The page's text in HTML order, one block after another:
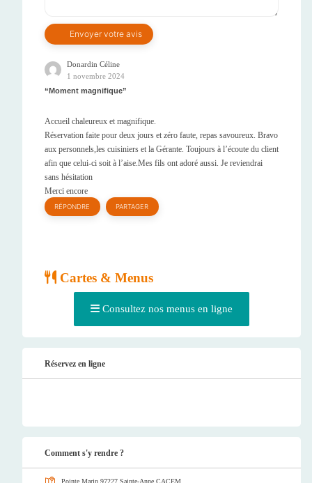
Donardin Céline
1 novembre 2024
Moment magnifique
Accueil chaleureux et magnifique.
Réservation faite pour deux jours et zéro faute, repas savoureux. Bravo
aux personnels,les cuisiniers et la Gérante. Toujours à l’écoute du client
afin que celui-ci soit à l’aise.Mes fils ont adoré aussi. Je reviendrai
sans hésitation
Merci encore
RÉPONDRE PARTAGER
Cartes & Menus
Consultez nos menus en ligne
Réservez en ligne
Comment s'y rendre ?
Pointe Marin 97227 Sainte-Anne CACEM